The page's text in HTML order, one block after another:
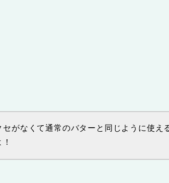
セがなくて通常のバターと同じように使え
！